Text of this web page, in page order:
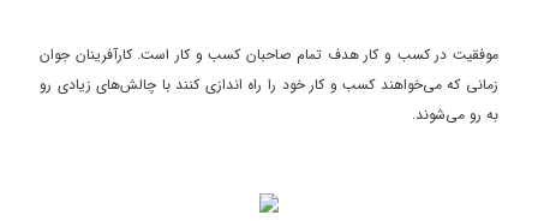
موفقیت در کسب و کار هدف تمام صاحبان کسب و کار است. کارآفرینان جوان
زمانی که می‌خواهند کسب و کار خود را راه اندازی کنند با چالش‌های زیادی رو
به رو می‌شوند.